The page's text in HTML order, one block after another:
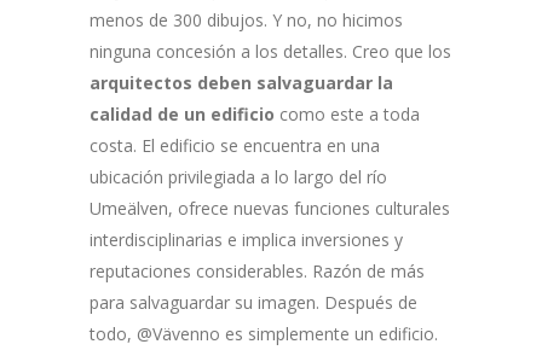
menos de 300 dibujos. Y no, no hicimos
ninguna concesión a los detalles. Creo que los
arquitectos deben salvaguardar la
calidad de un edificio como este a toda
costa. El edificio se encuentra en una
ubicación privilegiada a lo largo del río
Umeälven, ofrece nuevas funciones culturales
interdisciplinarias e implica inversiones y
reputaciones considerables. Razón de más
para salvaguardar su imagen. Después de
todo, @Vävenno es simplemente un edificio.